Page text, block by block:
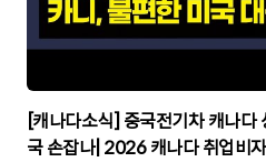
▶
[캐나다소식] 중국전기차 캐나다
국 손잡나| 2026 캐나다 취업비